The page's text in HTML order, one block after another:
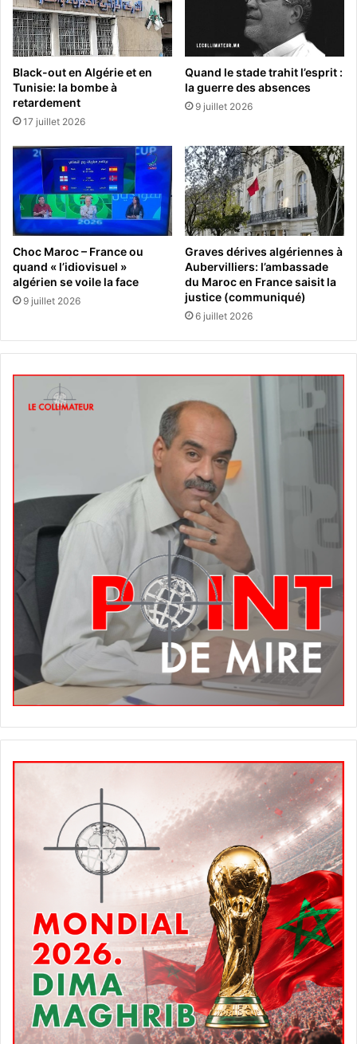
Black-out en Algérie et en
Tunisie: la bombe à
retardement
17 juillet 2026
Quand le stade trahit l’esprit :
la guerre des absences
9 juillet 2026
Choc Maroc – France ou
quand « l’idiovisuel »
algérien se voile la face
9 juillet 2026
Graves dérives algériennes à
Aubervilliers: l’ambassade
du Maroc en France saisit la
justice (communiqué)
6 juillet 2026